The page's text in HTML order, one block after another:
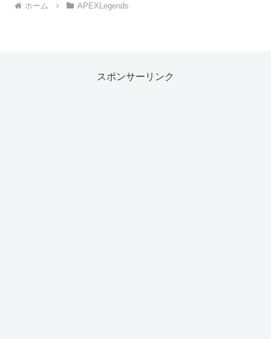
ホーム APEXLegends
スポンサーリンク